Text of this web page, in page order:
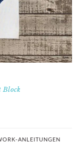
ANLEITUNGEN